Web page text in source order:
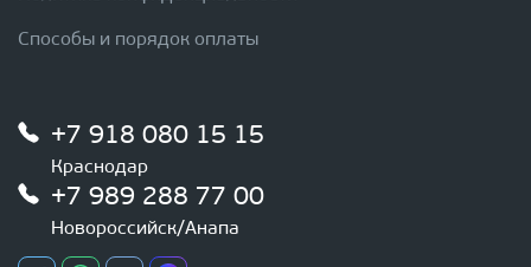
Способы и порядок оплаты
+7 918 080 15 15
Краснодар
+7 989 288 77 00
Новороссийск/Анапа